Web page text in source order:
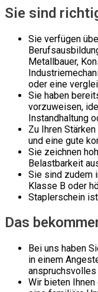
Sie sind
Sie verfügen
Metallbauer,
oder eine
Sie haben
vorzuweisen,
Instandhaltung
Zu Ihren
und eine gute
Sie zeichnen
Belastbarkeit
Sie sind zudem
Klasse B oder
Staplerschein
Das
Bei uns haben
in einem
Wir bieten